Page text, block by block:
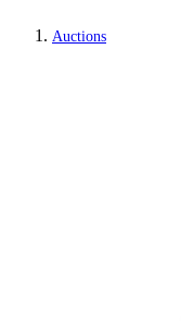
Auctions